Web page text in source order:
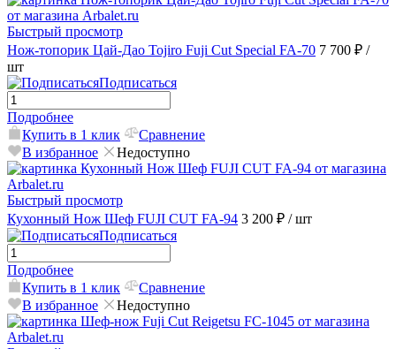
Быстрый просмотр
Нож-топорик Цай-Дао Tojiro Fuji Cut Special FA-70 7 700 ₽ /
шт
Подписаться
Подробнее
Купить в 1 клик
Сравнение
В избранное
Недоступно
Быстрый просмотр
Кухонный Нож Шеф FUJI CUT FA-94 3 200 ₽ / шт
Подписаться
Подробнее
Купить в 1 клик
Сравнение
В избранное
Недоступно